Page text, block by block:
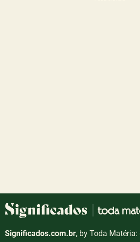
Significados.com.br, by Toda